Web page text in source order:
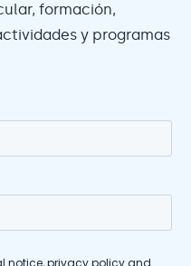
formación,
y programas